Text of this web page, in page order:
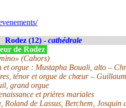
Rodez (12) - cathédrale
de Rodez
(Cahors)
et orgue : Mustapha Bouali, alto –
ténor et orgue de chœur –
grand orgue
et prières mariales
Roland de Lassus, Berchem, Josquin